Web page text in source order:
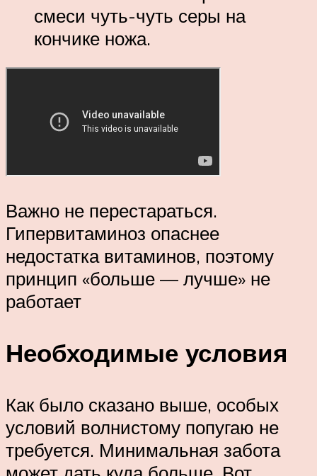
смеси чуть-чуть серы на
кончике ножа.
Важно не перестараться.
Гипервитаминоз опаснее
недостатка витаминов, поэтому
принцип «больше — лучше» не
работает
Необходимые условия
Как было сказано выше, особых
условий волнистому попугаю не
требуется. Минимальная забота